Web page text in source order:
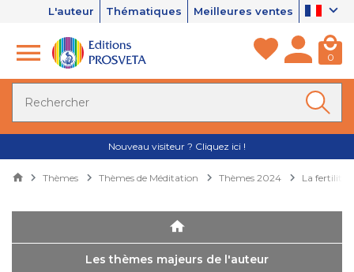
L'auteur Thématiques Meilleures ventes
0
Nouveau visiteur ? Cliquez ici !
Thèmes Thèmes de Méditation Thèmes 2024 La fertilité
Les thèmes majeurs de l'auteur